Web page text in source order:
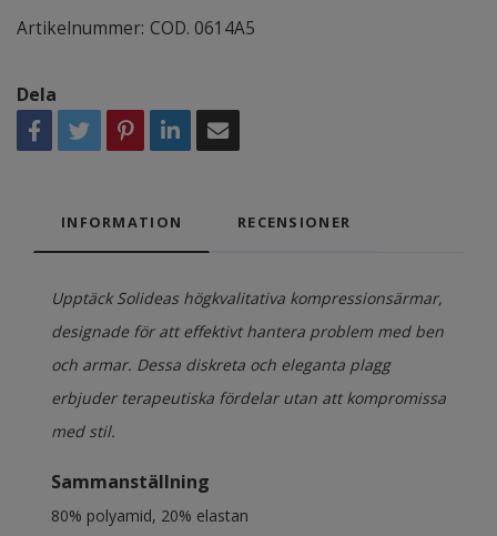
Artikelnummer: COD. 0614A5
Dela
INFORMATION RECENSIONER
Upptäck Solideas högkvalitativa kompressionsärmar,
designade för att effektivt hantera problem med ben
och armar. Dessa diskreta och eleganta plagg
erbjuder terapeutiska fördelar utan att kompromissa
med stil.
Sammanställning
80% polyamid, 20% elastan